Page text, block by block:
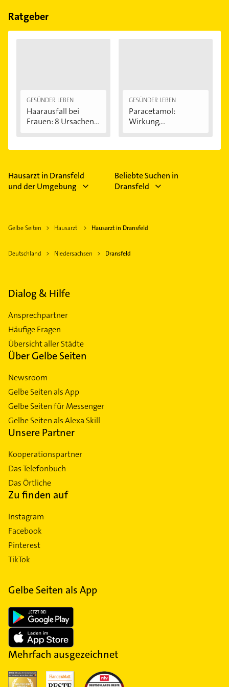
Feiertagen abweichen können.
Ratgeber
GESÜNDER LEBEN
Haarausfall bei
Frauen: 8 Ursachen...
GESÜNDER LEBEN
Paracetamol:
Wirkung,
Hausarzt in Dransfeld
und der Umgebung
Beliebte Suchen in
Dransfeld
Gelbe Seiten Hausarzt Hausarzt in Dransfeld
Deutschland Niedersachsen Dransfeld
Dialog & Hilfe
Ansprechpartner
Häufige Fragen
Übersicht aller Städte
Über Gelbe Seiten
Newsroom
Gelbe Seiten als App
Gelbe Seiten für Messenger
Gelbe Seiten als Alexa Skill
Unsere Partner
Kooperationspartner
Das Telefonbuch
Das Örtliche
Zu finden auf
Instagram
Facebook
Pinterest
TikTok
Gelbe Seiten als App
Mehrfach ausgezeichnet